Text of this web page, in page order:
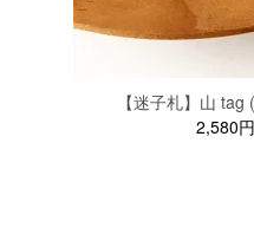
【迷子札】山 tag
2,580